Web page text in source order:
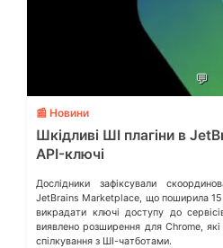
💬
📰 Новини
Шкідливі ШІ плагіни в
API-ключі
Дослідники зафіксували
JetBrains Marketplace, що поширила 15
викрадати ключі доступу до
виявлено розширення для Chrome,
спілкування з ШІ-чатботами.